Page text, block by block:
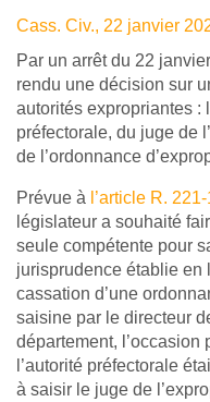
Cass. Civ., 22 janvier
Par un arrêt du 22
rendu une décision sur
autorités expropriantes :
préfectorale, du juge de
de l’ordonnance
Prévue à l’article R.
législateur a souhaité
seule compétente pour
jurisprudence établie en
cassation d’une
saisine par le directeur
département,
l’autorité préfectorale
à saisir le juge de